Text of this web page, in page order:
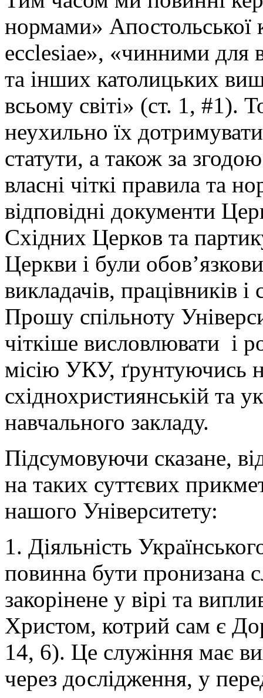
нормами» Апостольської
ecclesiae», «чинними для
та інших католицьких
всьому світі» (ст. 1,
неухильно їх
статути, а також за
власні чіткі правила та
відповідні документи
Східних Церков та
Церкви і були
викладачів, працівників
Прошу спільноту
чіткіше висловлювати і
місію УКУ, ґрунтуючись
східнохристиянській та
навчального закладу.
Підсумовуючи сказане,
на таких суттєвих
нашого Університету:
1. Діяльність
повинна бути пронизана
закорінене у вірі та
Христом, котрий сам є
14, 6). Це служіння має
через дослідження, у